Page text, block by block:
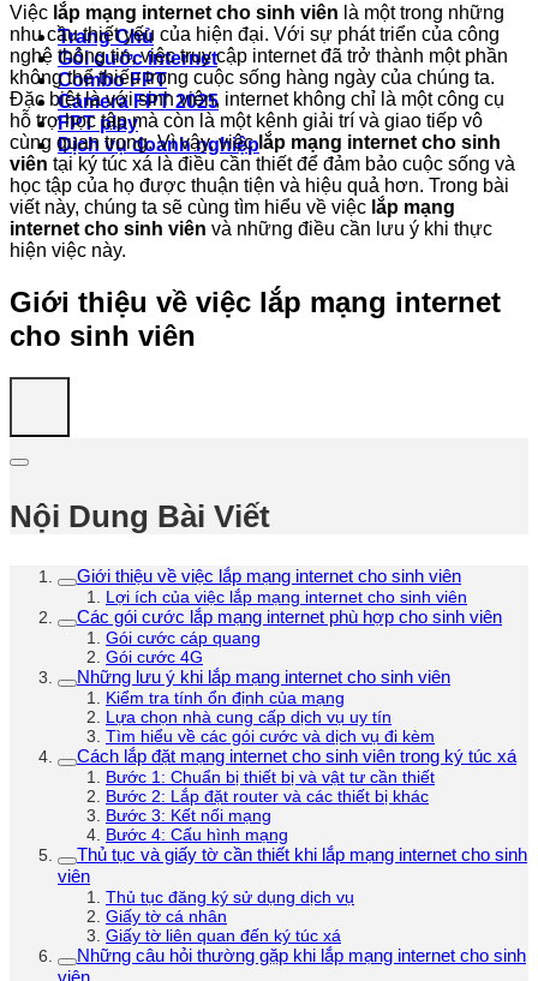
Trang Chủ
Gói cước internet
Combo FPT
Camera FPT 2025
FPT play
Dịch vụ doanh nghiệp
Việc lắp mạng internet cho sinh viên là một trong những
nhu cầu thiết yếu của hiện đại. Với sự phát triển của công
nghệ thông tin, việc truy cập internet đã trở thành một phần
không thể thiếu trong cuộc sống hàng ngày của chúng ta.
Đặc biệt là với sinh viên, internet không chỉ là một công cụ
hỗ trợ học tập mà còn là một kênh giải trí và giao tiếp vô
cùng quan trọng. Vì vậy, việclắp mạng internet cho sinh
viên tại ký túc xá là điều cần thiết để đảm bảo cuộc sống và
học tập của họ được thuận tiện và hiệu quả hơn. Trong bài
viết này, chúng ta sẽ cùng tìm hiểu về việc lắp mạng
internet cho sinh viên và những điều cần lưu ý khi thực
hiện việc này.
Giới thiệu về việc lắp mạng internet
cho sinh viên
Nội Dung Bài Viết
Giới thiệu về việc lắp mạng internet cho sinh viên
Lợi ích của việc lắp mạng internet cho sinh viên
Các gói cước lắp mạng internet phù hợp cho sinh viên
Gói cước cáp quang
Gói cước 4G
Những lưu ý khi lắp mạng internet cho sinh viên
Kiểm tra tính ổn định của mạng
Lựa chọn nhà cung cấp dịch vụ uy tín
Tìm hiểu về các gói cước và dịch vụ đi kèm
Cách lắp đặt mạng internet cho sinh viên trong ký túc xá
Bước 1: Chuẩn bị thiết bị và vật tư cần thiết
Bước 2: Lắp đặt router và các thiết bị khác
Bước 3: Kết nối mạng
Bước 4: Cấu hình mạng
Thủ tục và giấy tờ cần thiết khi lắp mạng internet cho sinh
viên
Thủ tục đăng ký sử dụng dịch vụ
Giấy tờ cá nhân
Giấy tờ liên quan đến ký túc xá
Những câu hỏi thường gặp khi lắp mạng internet cho sinh
viên